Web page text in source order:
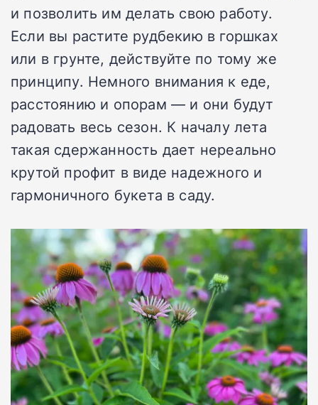
и позволить им делать свою работу.
Если вы растите рудбекию в горшках
или в грунте, действуйте по тому же
принципу. Немного внимания к еде,
расстоянию и опорам — и они будут
радовать весь сезон. К началу лета
такая сдержанность дает нереально
крутой профит в виде надежного и
гармоничного букета в саду.